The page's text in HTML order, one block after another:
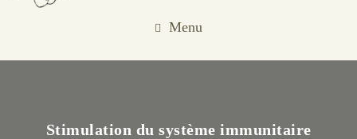
Menu
Stimulation du système immunitaire